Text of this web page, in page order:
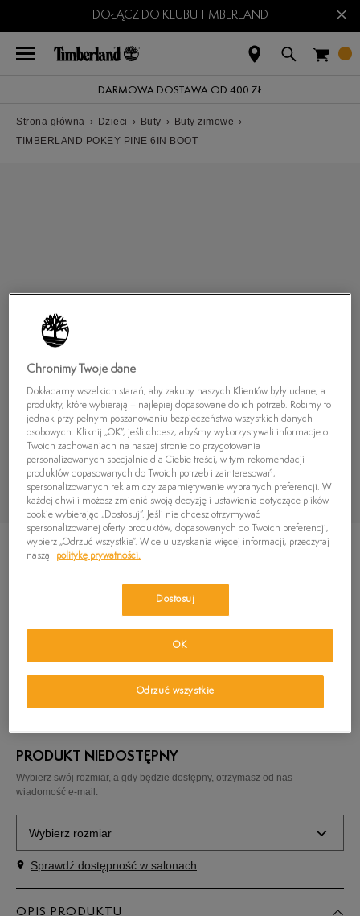
DOŁĄCZ DO KLUBU TIMBERLAND ×
DARMOWA DOSTAWA OD 400 ZŁ
Strona główna › Dzieci › Buty › Buty zimowe ›
TIMBERLAND POKEY PINE 6IN BOOT
TIMBERLAND POKEY PINE 6IN BOOT
PRODUKT NIEDOSTĘPNY
Wybierz swój rozmiar, a gdy będzie dostępny, otrzymasz od nas
wiadomość e-mail.
Wybierz rozmiar
Rozmiary EU
20 12 cm
Sprawdź dostępność w salonach
OPIS PRODUKTU
Chronimy Twoje dane
Dokładamy wszelkich starań, aby zakupy naszych Klientów były udane, a
produkty, które wybierają – najlepiej dopasowane do ich potrzeb. Robimy to
jednak przy pełnym poszanowaniu bezpieczeństwa wszystkich danych
osobowych. Kliknij „OK”, jeśli chcesz, abyśmy wykorzystywali informacje o
Twoich zachowaniach na naszej stronie do przygotowania
personalizowanych specjalnie dla Ciebie treści, w tym rekomendacji
produktów dopasowanych do Twoich potrzeb i zainteresowań,
spersonalizowanych reklam czy zapamiętywanie wybranych preferencji. W
każdej chwili możesz zmienić swoją decyzję i ustawienia dotyczące plików
cookie wybierając „Dostosuj”. Jeśli nie chcesz otrzymywać
spersonalizowanej oferty produktów, dopasowanych do Twoich preferencji,
wybierz „Odrzuć wszystkie”. W celu uzyskania więcej informacji, przeczytaj
naszą
politykę prywatności.
Dostosuj
Odrzuć wszystkie
OK